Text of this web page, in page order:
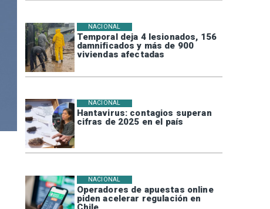
Temporal deja 4 lesionados, 156
damnificados y más de 900
viviendas afectadas
NACIONAL
Hantavirus: contagios superan
cifras de 2025 en el país
NACIONAL
Operadores de apuestas online
piden acelerar regulación en
NACIONAL